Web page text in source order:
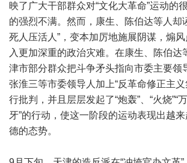
映了广大干部群众对“文化大革命”运动的
的强烈不满。然而，康生、陈伯达等人却
死人压活人”，变本加厉地施展阴谋，煽
入更加深重的政治灾难。在康生、陈伯达
津市部分群众把斗争矛头指向市委主要领
张淮三等市委领导人加上“反革命修正主
行批判，并且层层发起了“炮轰”、“火烧”“
牙”的行动，使这一阶段的运动表现出越
德的态势。